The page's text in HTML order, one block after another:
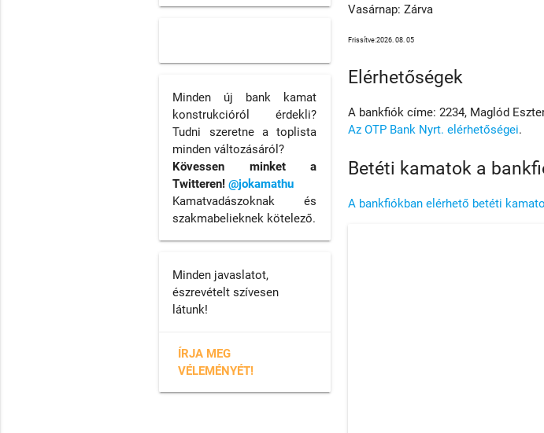
Vasárnap: Zárva
Frissítve:2026. 08. 05
Elérhetőségek
A bankfiók címe: 2234, Maglód
Az OTP Bank Nyrt. elérhetőségei.
Betéti kamatok a
A bankfiókban elérhető betéti
Minden új bank kamat
konstrukcióról érdekli?
Tudni szeretne a toplista
minden változásáról?
Kövessen minket a
Twitteren!@jokamathu
Kamatvadászoknak és
szakmabelieknek kötelező.
Minden javaslatot,
észrevételt szívesen
látunk!
ÍRJA MEG
VÉLEMÉNYÉT!